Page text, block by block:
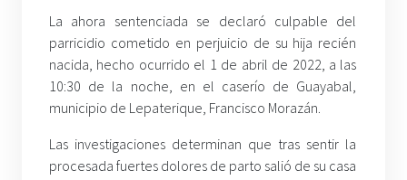
La ahora sentenciada se declaró culpable del
parricidio cometido en perjuicio de su hija recién
nacida, hecho ocurrido el 1 de abril de 2022, a las
10:30 de la noche, en el caserío de Guayabal,
municipio de Lepaterique, Francisco Morazán.
Las investigaciones determinan que tras sentir la
procesada fuertes dolores de parto salió de su casa